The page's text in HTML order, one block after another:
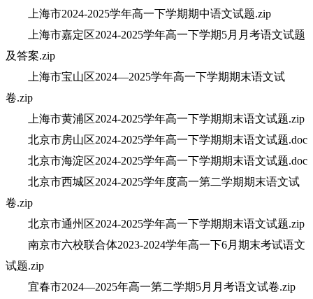
上海市2024-2025学年高一下学期期中语文试题.zip
上海市嘉定区2024-2025学年高一下学期5月月考语文试题
及答案.zip
上海市宝山区2024—2025学年高一下学期期末语文试
卷.zip
上海市黄浦区2024-2025学年高一下学期期末语文试题.zip
北京市房山区2024-2025学年高一下学期期末语文试题.doc
北京市海淀区2024-2025学年高一下学期期末语文试题.doc
北京市西城区2024-2025学年度高一第二学期期末语文试
卷.zip
北京市通州区2024-2025学年高一下学期期末语文试题.zip
南京市六校联合体2023-2024学年高一下6月期末考试语文
试题.zip
宜春市2024—2025年高一第二学期5月月考语文试卷.zip